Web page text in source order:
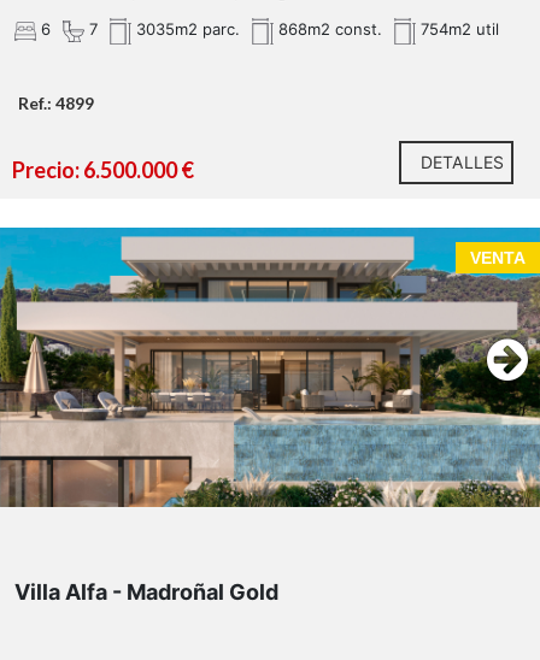
6 7 3035m2 parc. 868m2 const. 754m2 util
Ref.: 4899
Precio: 6.500.000 € DETALLES
VENTA
Villa Alfa - Madroñal Gold